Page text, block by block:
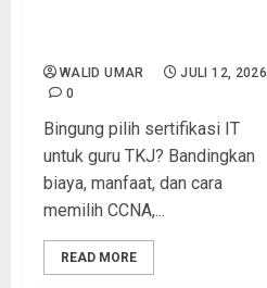
WALID UMAR
JULI 12, 2026
0
Bingung pilih sertifikasi IT
untuk guru TKJ? Bandingkan
biaya, manfaat, dan cara
memilih CCNA,...
READ MORE